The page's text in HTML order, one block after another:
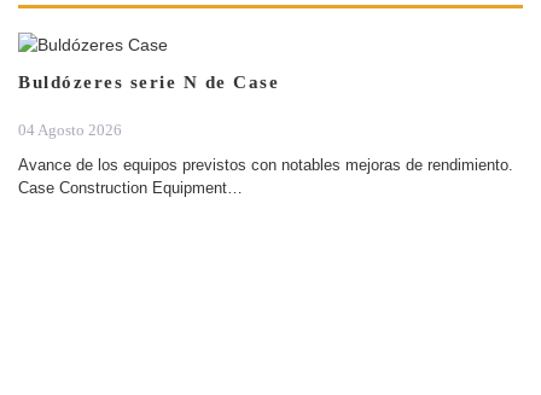
Buldózeres serie N de Case
04 Agosto 2026
Avance de los equipos previstos con notables mejoras de rendimiento.
Case Construction Equipment…